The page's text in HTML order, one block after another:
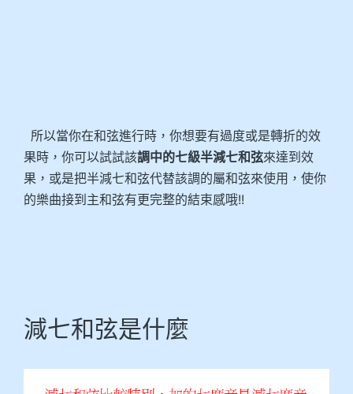
所以當你在和弦進行時，你想要有過度或是轉折的效
果時，你可以試試該調中的七級半減七和弦來達到效
果，或是把半減七和弦代替該調的屬和弦來使用，使你
的樂曲接到主和弦有更完整的結束感哦!!
減七和弦是什麼